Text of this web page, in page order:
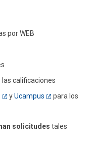
por WEB
calificaciones
yUcampus
para los
solicitudes tales